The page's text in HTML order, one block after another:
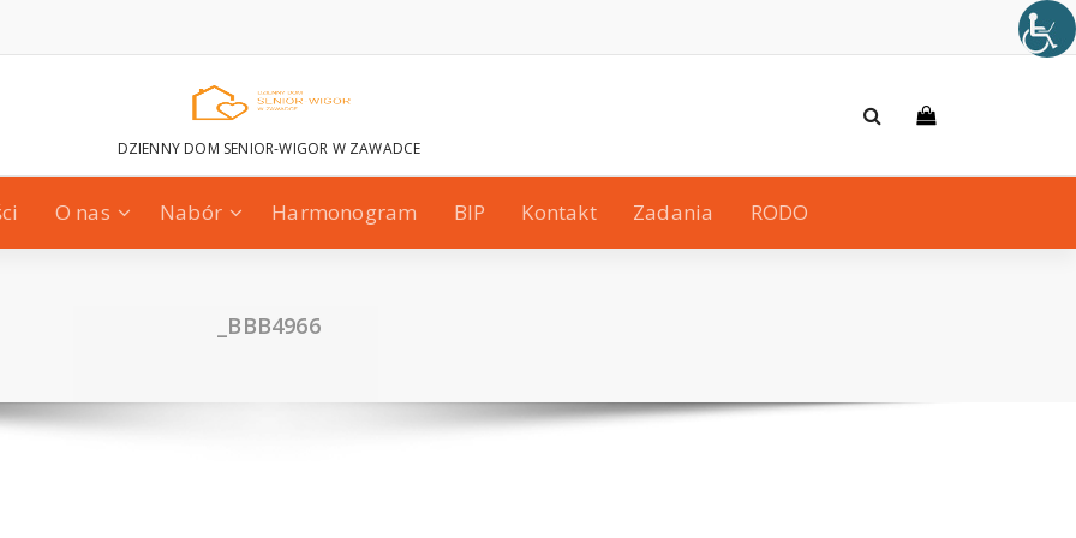
DZIENNY DOM SENIOR-WIGOR W ZAWADCE
O nas Nabór Harmonogram BIP Kontakt Zadania RODO
_BBB4966